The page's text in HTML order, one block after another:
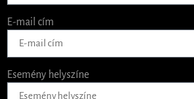
E-mail cím
Esemény helyszíne